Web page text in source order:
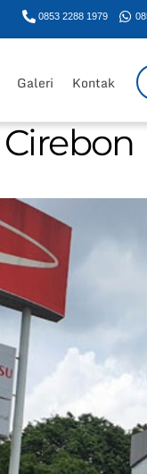
0853 2288 1979
Galeri Kontak